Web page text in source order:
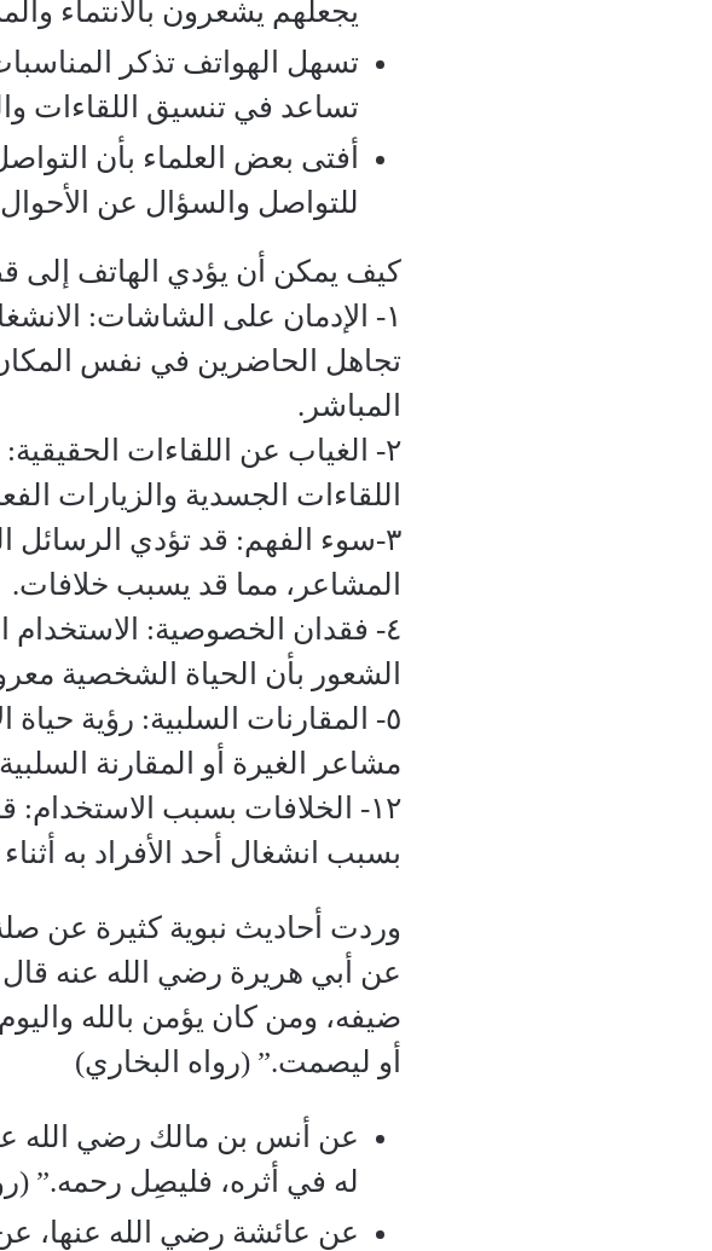
يجعلهم يشعرون بالانتماء
تسهل الهواتف تذكر
تساعد في تنسيق اللقاءات
أفتى بعض العلماء بأن
للتواصل والسؤال عن
كيف يمكن أن يؤدي الهاتف إلى
١- الإدمان على الشاشات:
تجاهل الحاضرين في نفس
المباشر.
٢- الغياب عن اللقاءات
اللقاءات الجسدية والزيارات
٣-سوء الفهم: قد تؤدي الرسائل
المشاعر، مما قد يسبب خلافات.
٤- فقدان الخصوصية:
الشعور بأن الحياة الشخصية
٥- المقارنات السلبية: رؤية
مشاعر الغيرة أو المقارنة
١٢- الخلافات بسبب
بسبب انشغال أحد الأفراد به أثناء
وردت أحاديث نبوية كثيرة عن
عن أبي هريرة رضي الله عنه
ضيفه، ومن كان يؤمن بالله
أو ليصمت.” (رواه البخاري)
عن أنس بن مالك رضي الله
له في أثره، فليصِل رحمه.”
عن عائشة رضي الله عنها،